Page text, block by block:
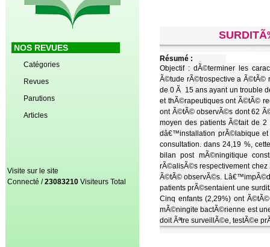
NOS REVUES
Catégories
Revues
Parutions
Articles
Visite sur le site
Connecté /23083210Visiteurs Total
Résumé :
Objectif : dÃ©terminer les
Ã©tude rÃ©trospective a Ã©tÃ©
de 0 Ã 15 ans ayant un trouble
et thÃ©rapeutiques ont Ã©tÃ©
ont Ã©tÃ© observÃ©s dont 62
moyen des patients Ã©tait de
dâ€™installation prÃ©labique
consultation. dans 24,19 %,
bilan post mÃ©ningitique
rÃ©alisÃ©s respectivement
Ã©tÃ© observÃ©s.
patients prÃ©sentaient une
Cinq enfants (2,29%) ont
mÃ©ningite bactÃ©rienne est
doit Ãªtre surveillÃ©e, testÃ©e